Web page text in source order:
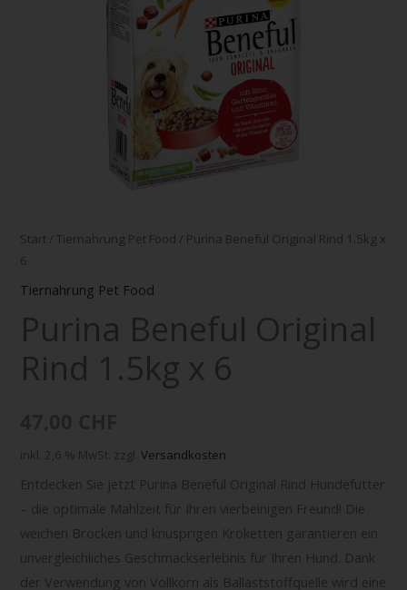
Start /Tiernahrung Pet Food / Purina Beneful Original Rind 1.5kg x
6
Tiernahrung Pet Food
Purina Beneful Original
Rind 1.5kg x 6
inkl. 2,6 % MwSt. zzgl.Versandkosten
Entdecken Sie jetzt Purina Beneful Original Rind Hundefutter
– die optimale Mahlzeit für Ihren vierbeinigen Freund! Die
weichen Brocken und knusprigen Kroketten garantieren ein
unvergleichliches Geschmackserlebnis für Ihren Hund. Dank
der Verwendung von Vollkorn als Ballaststoffquelle wird eine